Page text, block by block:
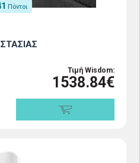
Πόντοι
Τιμή Wisdom:
1538.84€